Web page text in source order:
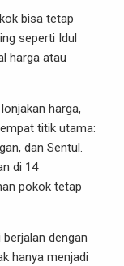
bisa tetap
seperti Idul
harga atau
harga,
titik utama:
dan Sentul.
di 14
pokok tetap
dengan
hanya menjadi